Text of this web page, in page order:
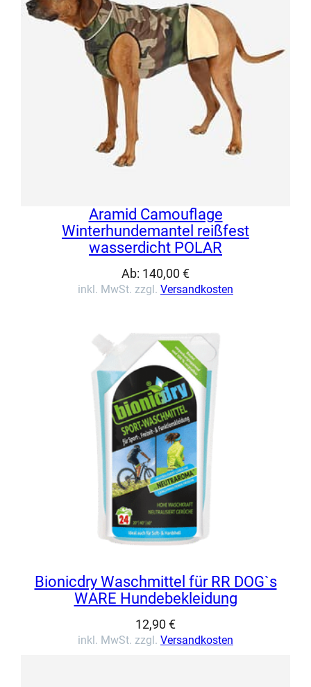
Aramid Camouflage
Winterhundemantel reißfest
wasserdicht POLAR
Ab: 140,00 €
inkl. MwSt. zzgl. Versandkosten
Bionicdry Waschmittel für RR DOG`s
WARE Hundebekleidung
12,90 €
inkl. MwSt. zzgl. Versandkosten